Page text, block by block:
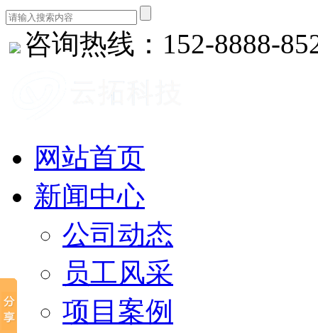
咨询热线：152-8888-
网站首页
新闻中心
公司动态
员工风采
项目案例